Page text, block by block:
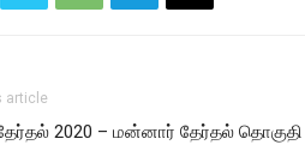
article
2020 – மன்னார் தேர்தல் தொகுதி